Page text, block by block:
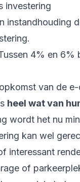
investering
instandhouding
4% en
van de
heel wat van
wordt het nu
kan wel
interessant
of